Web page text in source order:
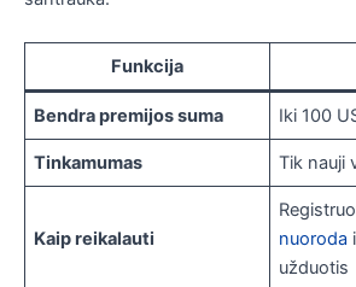
Funkcija
Bendra premijos suma Iki 100
Tinkamumas Tik nauji
Kaip reikalauti
nuoroda
užduotis